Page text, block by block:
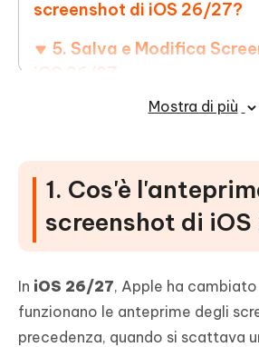
screenshot di iOS 26/27?
5. Salva e Modifica
iOS 26/27
Mostra di più
1. Cos'è
screenshot di
In iOS 26/27, Apple ha
funzionano le anteprime degli
precedenza, quando si scattava